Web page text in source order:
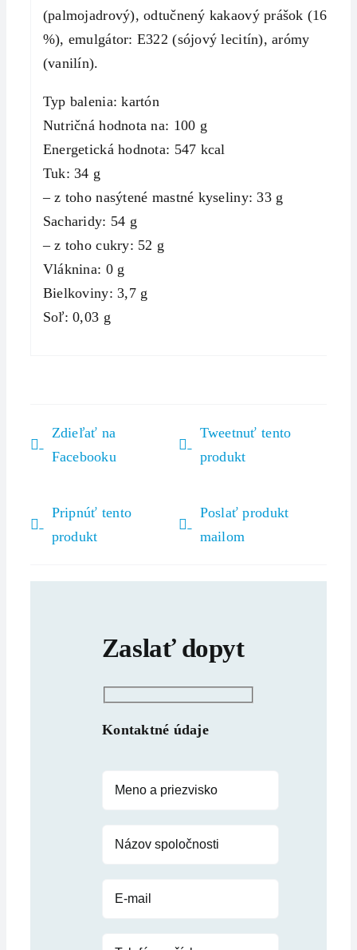
(palmojadrový), odtučnený kakaový prášok (16
%), emulgátor: E322 (sójový lecitín), arómy
(vanilín).
Typ balenia: kartón
Nutričná hodnota na: 100 g
Energetická hodnota: 547 kcal
Tuk: 34 g
– z toho nasýtené mastné kyseliny: 33 g
Sacharidy: 54 g
– z toho cukry: 52 g
Vláknina: 0 g
Bielkoviny: 3,7 g
Soľ: 0,03 g
Zdieľať na
Facebooku
Tweetnuť tento
produkt
Pripnúť tento
produkt
Poslať produkt
mailom
Zaslať dopyt
Kontaktné údaje